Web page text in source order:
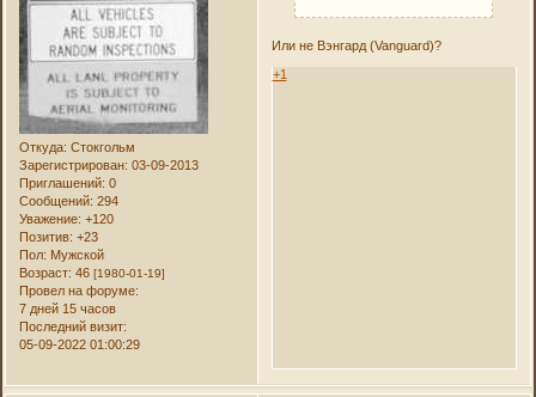
Откуда: Стокгольм
Зарегистрирован: 03-09-2013
Приглашений: 0
Сообщений: 294
Уважение: +120
Позитив: +23
Пол: Мужской
Возраст: 46[1980-01-19]
Провел на форуме:
7 дней 15 часов
Последний визит:
05-09-2022 01:00:29
Или не Вэнгард (Vanguard)?
+1